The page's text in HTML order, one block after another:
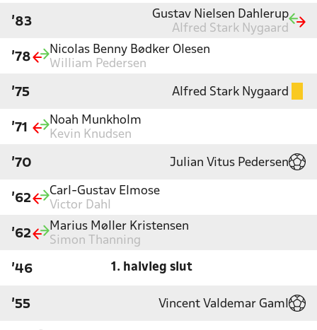
'83
Gustav Nielsen Dahlerup
Alfred Stark Nygaard
'78
Nicolas Benny Bødker Olesen
William Pedersen
'75 Alfred Stark Nygaard
'71
Noah Munkholm
Kevin Knudsen
'70 Julian Vitus Pedersen
'62
Carl-Gustav Elmose
Victor Dahl
'62
Marius Møller Kristensen
Simon Thanning
'46 1. halvleg slut
'55 Vincent Valdemar Gaml